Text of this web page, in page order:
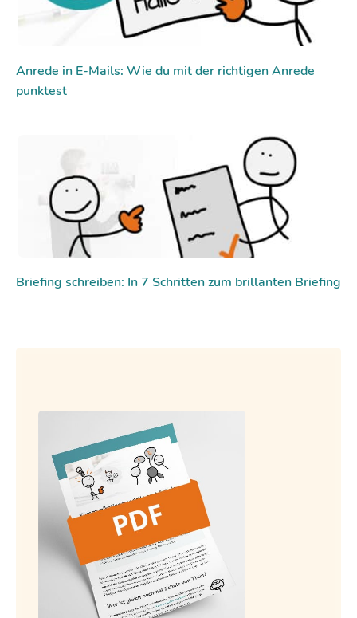
Anrede in E-Mails: Wie du mit der richtigen Anrede
punktest
Briefing schreiben: In 7 Schritten zum brillanten Briefing